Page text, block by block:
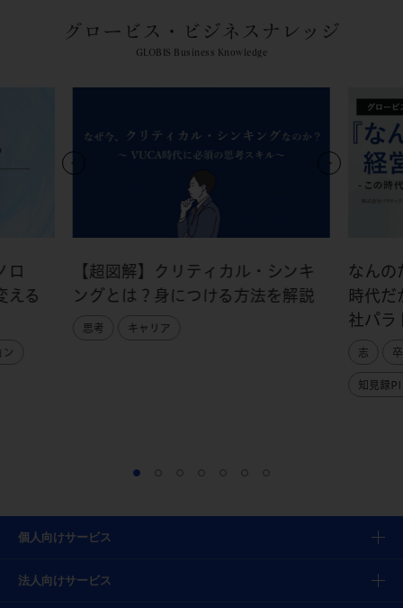
グロービス・ビジネスナレッジ
GLOBIS Business Knowledge
ロ
える
ン
【超図解】クリティカル・シンキ
ングとは？身につける方法を解説
思考 キャリア
なんの
時代だ
社パラ
志
知見録
個人向けサービス
法人向けサービス